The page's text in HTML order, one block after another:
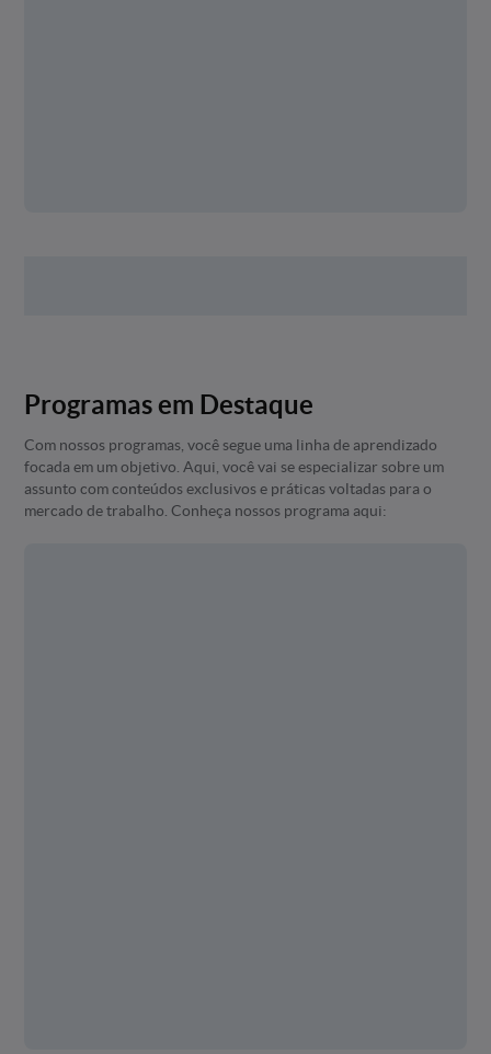
Programas em Destaque
Com nossos programas, você segue uma linha de aprendizado
focada em um objetivo. Aqui, você vai se especializar sobre um
assunto com conteúdos exclusivos e práticas voltadas para o
mercado de trabalho. Conheça nossos programa aqui: